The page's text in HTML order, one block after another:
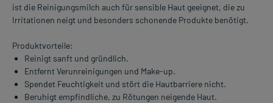
ist die Reinigungsmilch auch für sensible Haut geeignet, die zu
Irritationen neigt und besonders schonende Produkte benötigt.
Produktvorteile:
Reinigt sanft und gründlich.
Entfernt Verunreinigungen und Make-up.
Spendet Feuchtigkeit und stört die Hautbarriere nicht.
Beruhigt empfindliche, zu Rötungen neigende Haut.